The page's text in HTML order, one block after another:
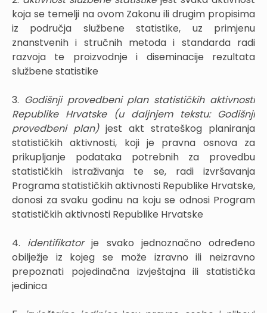
koja se temelji na ovom Zakonu ili drugim propisima
iz područja službene statistike, uz primjenu
znanstvenih i stručnih metoda i standarda radi
razvoja te proizvodnje i diseminacije rezultata
službene statistike
3. Godišnji provedbeni plan statističkih aktivnosti
Republike Hrvatske (u daljnjem tekstu: Godišnji
provedbeni plan) jest akt strateškog planiranja
statističkih aktivnosti, koji je pravna osnova za
prikupljanje podataka potrebnih za provedbu
statističkih istraživanja te se, radi izvršavanja
Programa statističkih aktivnosti Republike Hrvatske,
donosi za svaku godinu na koju se odnosi Program
statističkih aktivnosti Republike Hrvatske
4. identifikatorje svako jednoznačno određeno
obilježje iz kojeg se može izravno ili neizravno
prepoznati pojedinačna izvještajna ili statistička
jedinica